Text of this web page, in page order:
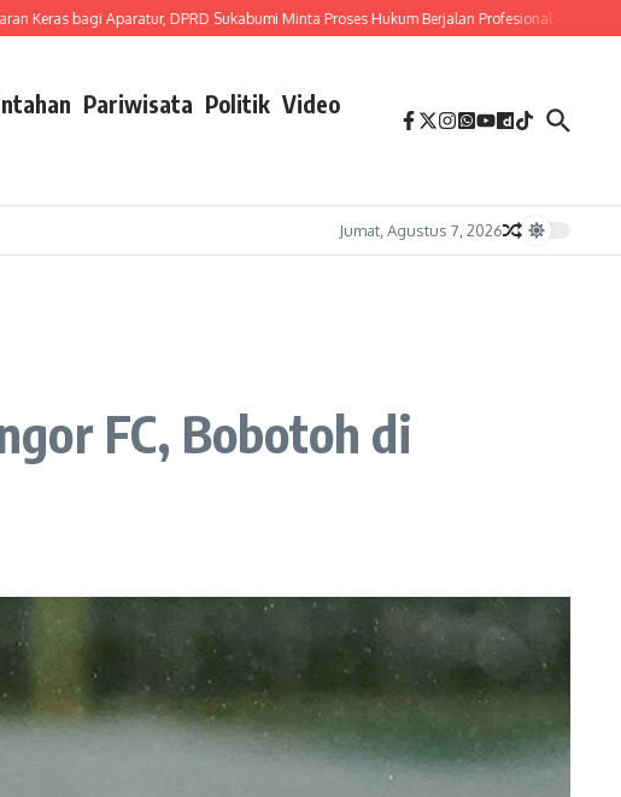
bagi Aparatur, DPRD Sukabumi Minta Proses Hukum Berjalan Profesional Sepakati
Pariwisata Politik Video
Jumat, Agustus 7, 2026
FC, Bobotoh di